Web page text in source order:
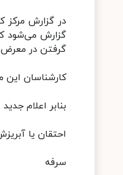
گرفتن در معرض
کارشناسان این
بنابر اعلام
احتقان یا
سرفه